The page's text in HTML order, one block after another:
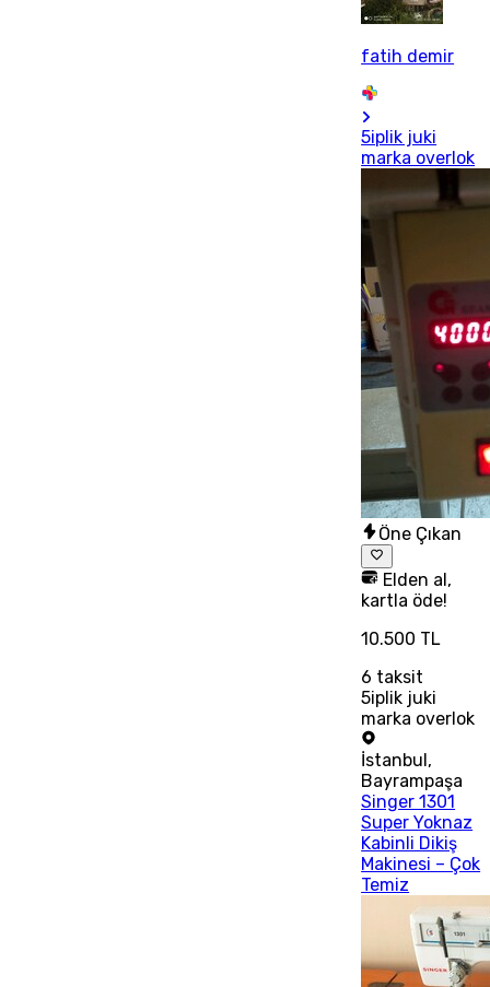
fatih demir
5iplik juki
marka overlok
Öne Çıkan
Elden al,
kartla öde!
10.500 TL
6 taksit
5iplik juki
marka overlok
İstanbul ,
Bayrampaşa
Singer 1301
Super Yoknaz
Kabinli Dikiş
Makinesi – Çok
Temiz